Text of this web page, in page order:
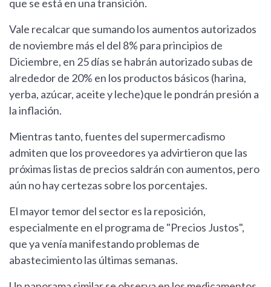
que se está en una transición.
Vale recalcar que sumando los aumentos autorizados
de noviembre más el del 8% para principios de
Diciembre, en 25 días se habrán autorizado subas de
alrededor de 20% en los productos básicos (harina,
yerba, azúcar, aceite y leche)que le pondrán presión a
la inflación.
Mientras tanto, fuentes del supermercadismo
admiten que los proveedores ya advirtieron que las
próximas listas de precios saldrán con aumentos, pero
aún no hay certezas sobre los porcentajes.
El mayor temor del sector es la reposición,
especialmente en el programa de "Precios Justos",
que ya venía manifestando problemas de
abastecimiento las últimas semanas.